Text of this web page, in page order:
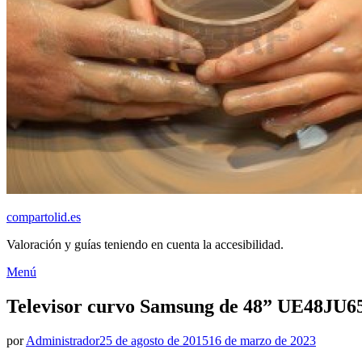
compartolid.es
Valoración y guías teniendo en cuenta la accesibilidad.
Saltar
contenido
Menú
Televisor curvo Samsung de 48”
porAdministradorPublicado
25 de agosto de 201516 de marzo de 2023